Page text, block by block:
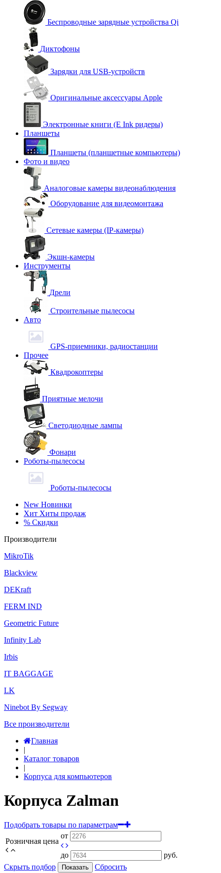
Беспроводные зарядные устройства Qi
Диктофоны
Зарядки для USB-устройств
Оригинальные аксессуары Apple
Электронные книги (E Ink ридеры)
Планшеты
Планшеты (планшетные компьютеры)
Фото и видео
Аналоговые камеры видеонаблюдения
Оборудование для видеомонтажа
Сетевые камеры (IP-камеры)
Экшн-камеры
Инструменты
Дрели
Строительные пылесосы
Авто
GPS-приемники, радиостанции
Прочее
Квадрокоптеры
Приятные мелочи
Светодиодные лампы
Фонари
Роботы-пылесосы
Роботы-пылесосы
New Новинки
Хит Хиты продаж
% Скидки
Производители
MikroTik
Blackview
DEKraft
FERM IND
Geometric Future
Infinity Lab
Irbis
IT BAGGAGE
LK
Ninebot By Segway
Все производители
Главная
|
Каталог товаров
|
Корпуса для компьютеров
Корпуса Zalman
Подобрать товары по параметрам
Розничная цена
от
до
руб.
Скрыть подбор
Показать
Сбросить